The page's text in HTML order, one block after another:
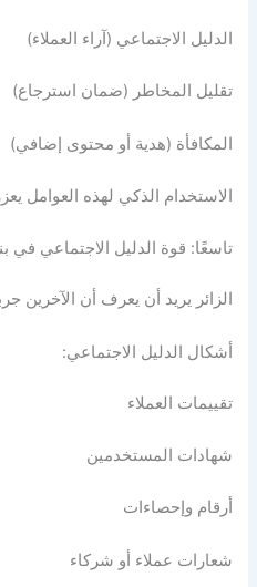
الدليل الاجتماعي (آراء العملاء)
تقليل المخاطر (ضمان استرجاع)
المكافأة (هدية أو محتوى إضافي)
الاستخدام الذكي لهذه العوامل
تاسعًا: قوة الدليل الاجتماعي في
الزائر يريد أن يعرف أن الآخرين
أشكال الدليل الاجتماعي:
تقييمات العملاء
شهادات المستخدمين
أرقام وإحصاءات
شعارات عملاء أو شركاء